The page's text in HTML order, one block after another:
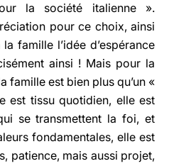
la société italienne ».
pour ce choix, ainsi
famille l’idée d’espérance
ainsi ! Mais pour la
famille est bien plus qu’un «
est tissu quotidien, elle est
se transmettent la foi, et
fondamentales, elle est
patience, mais aussi projet,